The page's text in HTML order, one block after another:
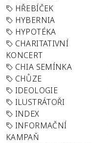
HŘEBÍČEK
HYBERNIA
HYPOTÉKA
CHARITATIVNÍ
KONCERT
CHIA SEMÍNKA
CHŮZE
IDEOLOGIE
ILUSTRÁTOŘI
INDEX
INFORMAČNÍ
KAMPAŇ